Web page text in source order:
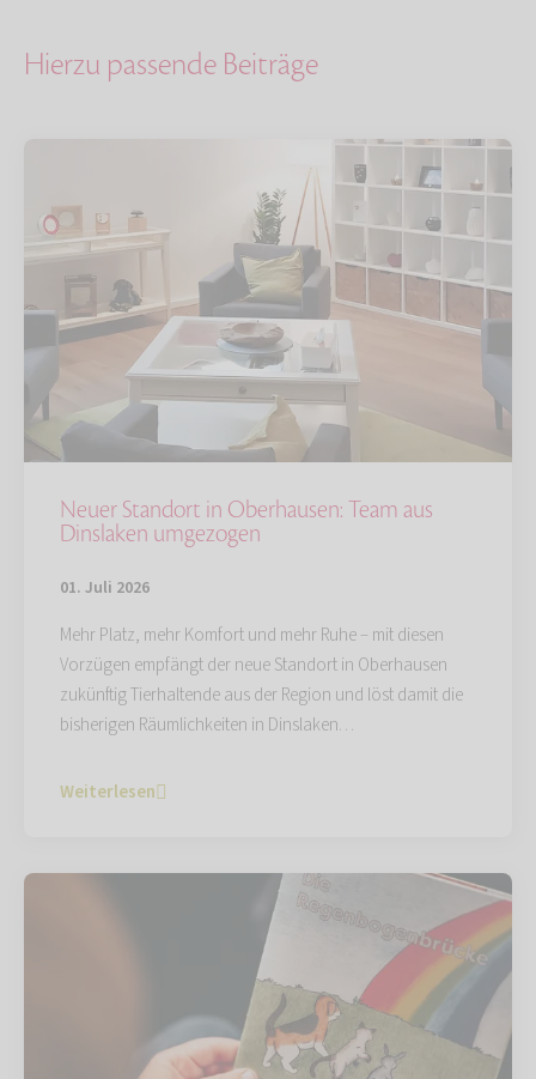
Hierzu passende Beiträge
Neuer Standort in Oberhausen: Team aus
Dinslaken umgezogen
01. Juli 2026
Mehr Platz, mehr Komfort und mehr Ruhe – mit diesen
Vorzügen empfängt der neue Standort in Oberhausen
zukünftig Tierhaltende aus der Region und löst damit die
bisherigen Räumlichkeiten in Dinslaken…
Weiterlesen